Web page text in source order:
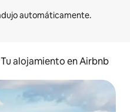
Tu alojamiento en Airbnb